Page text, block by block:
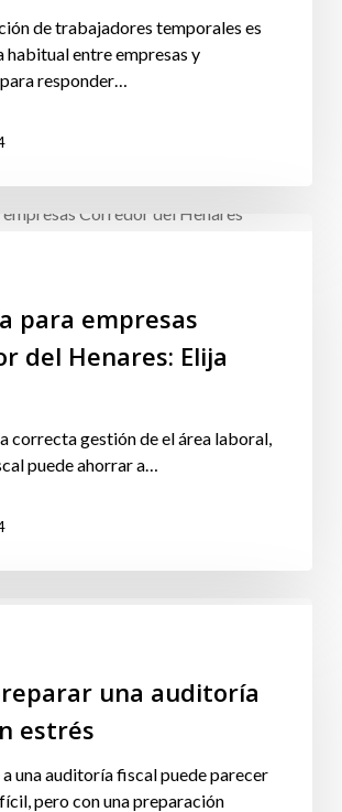
de trabajadores temporales es
habitual entre empresas y
responder…
para empresas
del Henares: Elija
correcta gestión de el área laboral,
puede ahorrar a…
una auditoría
estrés
una auditoría fiscal puede parecer
pero con una preparación